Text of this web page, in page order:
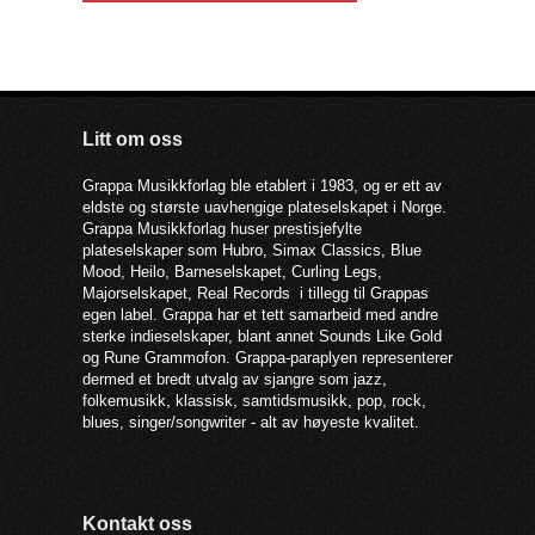
Litt om oss
Grappa Musikkforlag ble etablert i 1983, og er ett av
eldste og største uavhengige plateselskapet i Norge.
Grappa Musikkforlag huser prestisjefylte
plateselskaper som Hubro, Simax Classics, Blue
Mood, Heilo, Barneselskapet, Curling Legs,
Majorselskapet, Real Records i tillegg til Grappas
egen label. Grappa har et tett samarbeid med andre
sterke indieselskaper, blant annet Sounds Like Gold
og Rune Grammofon. Grappa-paraplyen representerer
dermed et bredt utvalg av sjangre som jazz,
folkemusikk, klassisk, samtidsmusikk, pop, rock,
blues, singer/songwriter - alt av høyeste kvalitet.
Kontakt oss